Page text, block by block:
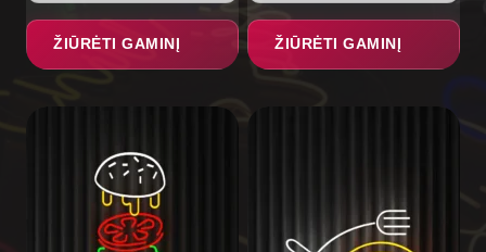
ŽIŪRĖTI GAMINĮ ŽIŪRĖTI GAMINĮ